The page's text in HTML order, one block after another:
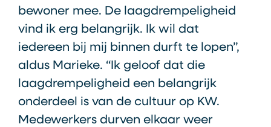
bewoner mee. De laagdrempeligheid
vind ik erg belangrijk. Ik wil dat
iedereen bij mij binnen durft te lopen”,
aldus Marieke. “Ik geloof dat die
laagdrempeligheid een belangrijk
onderdeel is van de cultuur op KW.
Medewerkers durven elkaar weer